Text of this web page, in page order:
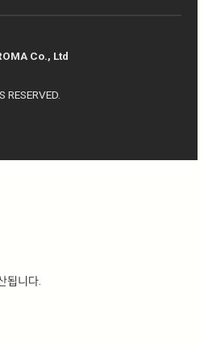
Co., Ltd
됩니다.